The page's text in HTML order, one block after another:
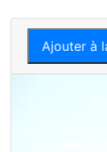
Ajouter à